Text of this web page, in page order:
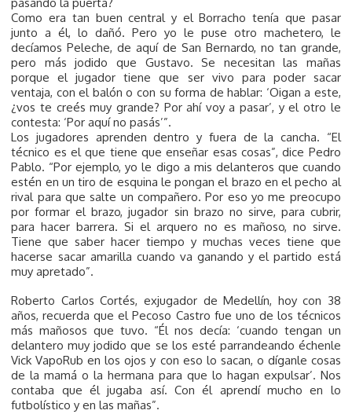
pasando la puerta?
Como era tan buen central y el Borracho tenía que pasar
junto a él, lo dañó. Pero yo le puse otro machetero, le
decíamos Peleche, de aquí de San Bernardo, no tan grande,
pero más jodido que Gustavo. Se necesitan las mañas
porque el jugador tiene que ser vivo para poder sacar
ventaja, con el balón o con su forma de hablar: ‘Oigan a este,
¿vos te creés muy grande? Por ahí voy a pasar’, y el otro le
contesta: ‘Por aquí no pasás’”.
Los jugadores aprenden dentro y fuera de la cancha. “El
técnico es el que tiene que enseñar esas cosas”, dice Pedro
Pablo. “Por ejemplo, yo le digo a mis delanteros que cuando
estén en un tiro de esquina le pongan el brazo en el pecho al
rival para que salte un compañero. Por eso yo me preocupo
por formar el brazo, jugador sin brazo no sirve, para cubrir,
para hacer barrera. Si el arquero no es mañoso, no sirve.
Tiene que saber hacer tiempo y muchas veces tiene que
hacerse sacar amarilla cuando va ganando y el partido está
muy apretado”.
Roberto Carlos Cortés, exjugador de Medellín, hoy con 38
años, recuerda que el Pecoso Castro fue uno de los técnicos
más mañosos que tuvo. “Él nos decía: ‘cuando tengan un
delantero muy jodido que se los esté parrandeando échenle
Vick VapoRub en los ojos y con eso lo sacan, o díganle cosas
de la mamá o la hermana para que lo hagan expulsar’. Nos
contaba que él jugaba así. Con él aprendí mucho en lo
futbolístico y en las mañas”.